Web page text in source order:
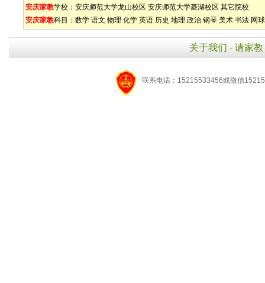
安庆家教学校： 安庆师范大学龙山校区 安庆师范大学菱湖校区 其它院校
安庆家教科目： 数学 语文 物理 化学 英语 历史 地理 政治 钢琴 美术 书法 网球
关于我们 - 请家教
联系电话：15215533456或微信